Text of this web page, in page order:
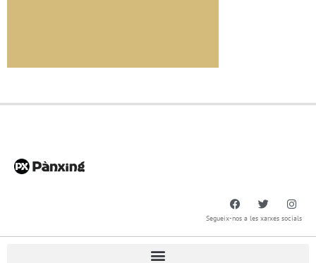
Segueix-nos a les xarxes socials